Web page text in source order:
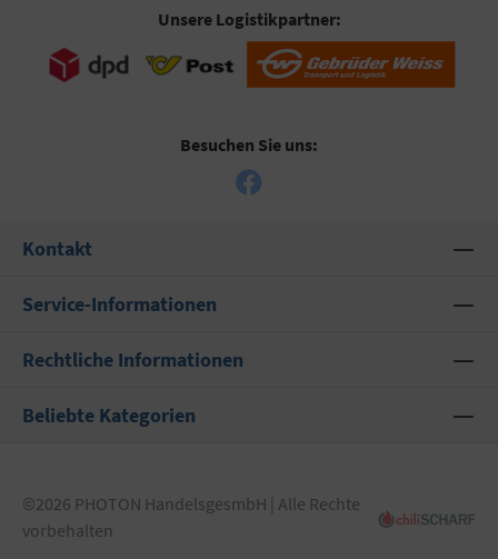
Unsere Logistikpartner:
Besuchen Sie uns:
Kontakt
Service-Informationen
Rechtliche Informationen
Beliebte Kategorien
©2026 PHOTON HandelsgesmbH | Alle Rechte
vorbehalten